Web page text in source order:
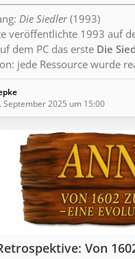
Die Siedler(1993)
veröffentlichte 1993 auf
dem PC das erste Die
jede Ressource wurde
September 2025 um 15:00
Von